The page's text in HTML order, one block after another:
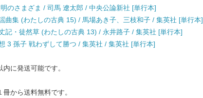
のさまざま / 司馬 遼太郎 / 中央公論新社 [単行本]
曲集 (わたしの古典 15) / 馬場あき子、三枝和子 / 集英社 [単行本]
記・徒然草 (わたしの古典 13) / 永井路子 / 集英社 [単行本]
3 孫子 戦わずして勝つ / 集英社 / 集英社 [単行本]
に発送可能です。
から送料無料です。